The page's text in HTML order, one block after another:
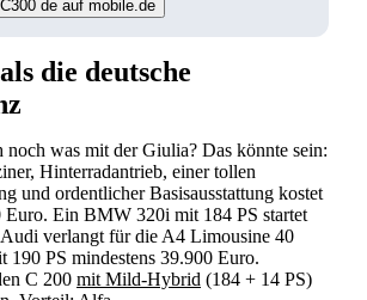
de auf mobile.de
die deutsche
noch was mit der Giulia? Das könnte sein:
Hinterradantrieb, einer tollen
und ordentlicher Basisausstattung kostet
Ein BMW 320i mit 184 PS startet
verlangt für die A4 Limousine 40
190 PS mindestens 39.900 Euro.
C 200 mit Mild-Hybrid (184 + 14 PS)